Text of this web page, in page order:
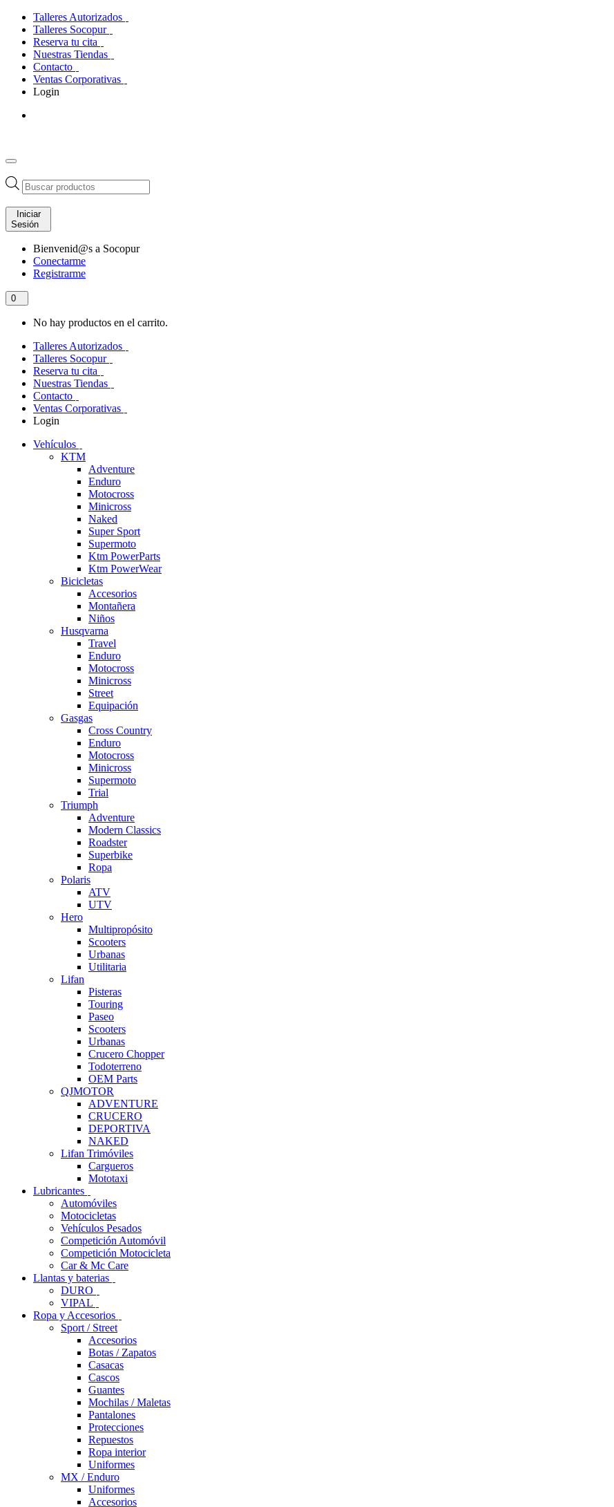
Talleres Autorizados
Talleres Socopur
Reserva tu cita
Nuestras Tiendas
Contacto
Ventas Corporativas
Login
Búsqueda
de
productos
Iniciar
Sesión
Bienvenid@s a Socopur
Conectarme
Registrarme
0
No hay productos en el carrito.
Talleres Autorizados
Talleres Socopur
Reserva tu cita
Nuestras Tiendas
Contacto
Ventas Corporativas
Login
Vehículos
KTM
Adventure
Enduro
Motocross
Minicross
Naked
Super Sport
Supermoto
Ktm PowerParts
Ktm PowerWear
Bicicletas
Accesorios
Montañera
Niños
Husqvarna
Travel
Enduro
Motocross
Minicross
Street
Equipación
Gasgas
Cross Country
Enduro
Motocross
Minicross
Supermoto
Trial
Triumph
Adventure
Modern Classics
Roadster
Superbike
Ropa
Polaris
ATV
UTV
Hero
Multipropósito
Scooters
Urbanas
Utilitaria
Lifan
Pisteras
Touring
Paseo
Scooters
Urbanas
Crucero Chopper
Todoterreno
OEM Parts
QJMOTOR
ADVENTURE
CRUCERO
DEPORTIVA
NAKED
Lifan Trimóviles
Cargueros
Mototaxi
Lubricantes
Automóviles
Motocicletas
Vehículos Pesados
Competición Automóvil
Competición Motocicleta
Car & Mc Care
Llantas y baterias
DURO
VIPAL
Ropa y Accesorios
Sport / Street
Accesorios
Botas / Zapatos
Casacas
Cascos
Guantes
Mochilas / Maletas
Pantalones
Protecciones
Repuestos
Ropa interior
Uniformes
MX / Enduro
Uniformes
Accesorios